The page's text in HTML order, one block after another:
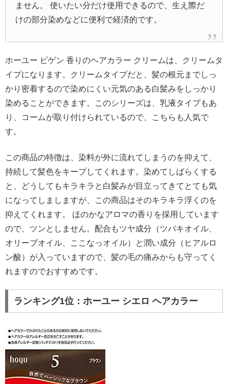
ません。 使いたい分だけ使用できるので、生え際だ
けの部分染めなどに便利で経済的です。
ホーユー ビゲン 香りのヘアカラー クリームは、クリームタ
イプになります。クリームタイプだと、髪の根元までしっ
かり密着するので染めにくい元気のある白髪みをしっかり
染めることができます。このシリーズは、乳液タイプもあ
り、コームが取り付けられているので、こちらも人気で
す。
この商品の特徴は、染料が外に流れてしまうのを抑えて、
持続して髪色をキープしてくれます。染めてしばらくする
と、どうしてもキラキラと白髪みが目立ってきてとても気
になってしましますが、この商品はそのキラキラ浮くのを
抑えてくれます。 ほのかなアロマの香りを採用しています
ので、ツンとしません。配合もツヤ成分（ツバキオイル、
オリーブオイル、ここなっオイル）と潤い成分（ヒアルロ
ン酸）が入っていますので、髪の毛の痛みからも守ってく
れますのでおすすめです。
ランキング1位：ホーユー シエロ ヘアカラー